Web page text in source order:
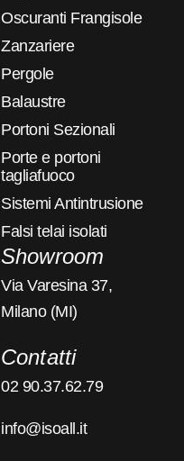
Oscuranti Frangisole
Zanzariere
Pergole
Balaustre
Portoni Sezionali
Porte e portoni
tagliafuoco
Sistemi Antintrusione
Falsi telai isolati
Showroom
Via Varesina 37,
Milano (MI)
Contatti
02 90.37.62.79
info@isoall.it